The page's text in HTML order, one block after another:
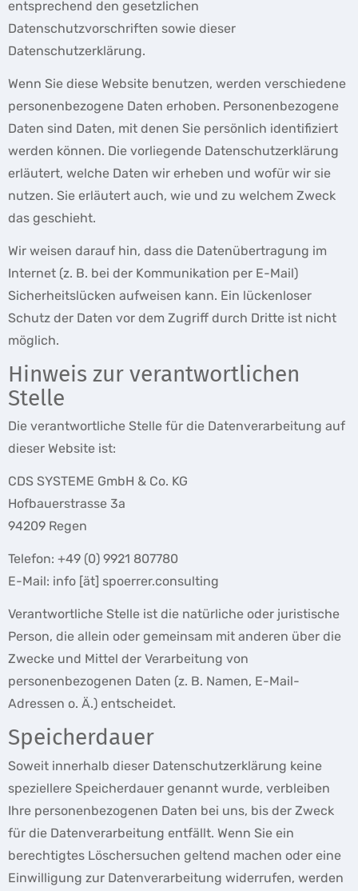
entsprechend den gesetzlichen
Datenschutzvorschriften sowie dieser
Datenschutzerklärung.
Wenn Sie diese Website benutzen, werden verschiedene
personenbezogene Daten erhoben. Personenbezogene
Daten sind Daten, mit denen Sie persönlich identifiziert
werden können. Die vorliegende Datenschutzerklärung
erläutert, welche Daten wir erheben und wofür wir sie
nutzen. Sie erläutert auch, wie und zu welchem Zweck
das geschieht.
Wir weisen darauf hin, dass die Datenübertragung im
Internet (z. B. bei der Kommunikation per E-Mail)
Sicherheitslücken aufweisen kann. Ein lückenloser
Schutz der Daten vor dem Zugriff durch Dritte ist nicht
möglich.
Hinweis zur verantwortlichen
Stelle
Die verantwortliche Stelle für die Datenverarbeitung auf
dieser Website ist:
CDS SYSTEME GmbH & Co. KG
Hofbauerstrasse 3a
94209 Regen
Telefon: +49 (0) 9921 807780
E-Mail: info [ät] spoerrer.consulting
Verantwortliche Stelle ist die natürliche oder juristische
Person, die allein oder gemeinsam mit anderen über die
Zwecke und Mittel der Verarbeitung von
personenbezogenen Daten (z. B. Namen, E-Mail-
Adressen o. Ä.) entscheidet.
Speicherdauer
Soweit innerhalb dieser Datenschutzerklärung keine
speziellere Speicherdauer genannt wurde, verbleiben
Ihre personenbezogenen Daten bei uns, bis der Zweck
für die Datenverarbeitung entfällt. Wenn Sie ein
berechtigtes Löschersuchen geltend machen oder eine
Einwilligung zur Datenverarbeitung widerrufen, werden